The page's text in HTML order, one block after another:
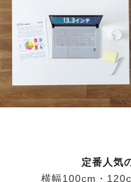
定番人気
横幅100cm・